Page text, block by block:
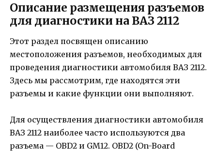
Описание размещения разъемов
для диагностики на ВАЗ 2112
Этот раздел посвящен описанию
местоположения разъемов, необходимых для
проведения диагностики автомобиля ВАЗ 2112.
Здесь мы рассмотрим, где находятся эти
разъемы и какие функции они выполняют.
Для осуществления диагностики автомобиля
ВАЗ 2112 наиболее часто используются два
разъема — OBD2 и GM12. ОBD2 (On-Board